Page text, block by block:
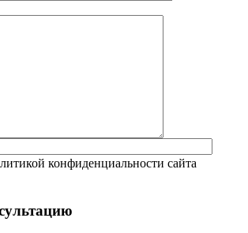
конфиденциальности сайта